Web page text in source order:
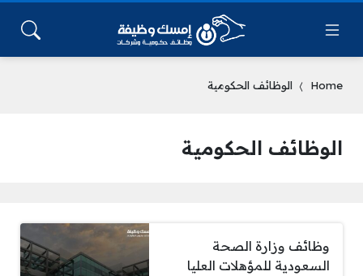
Home الوظائف الحكومية
الوظائف الحكومية
وظائف وزارة الصحة
السعودية للمؤهلات العليا